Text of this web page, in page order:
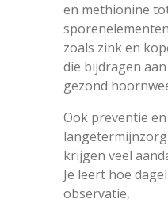
en methionine
sporenelementen
zoals zink en
die bijdragen aan
gezond
Ook preventie en
langetermijnzorg
krijgen veel
Je leert hoe
observatie,